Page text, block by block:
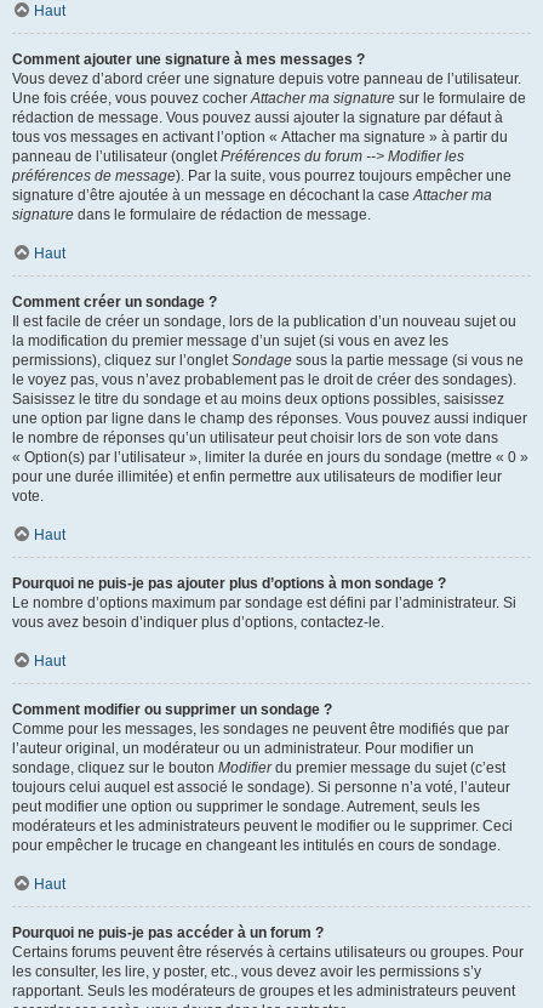
Haut
Comment ajouter une signature à mes messages ?
Vous devez d’abord créer une signature depuis votre panneau de l’utilisateur.
Une fois créée, vous pouvez cocherAttacher ma signature sur le formulaire de
rédaction de message. Vous pouvez aussi ajouter la signature par défaut à
tous vos messages en activant l’option « Attacher ma signature » à partir du
panneau de l’utilisateur (ongletPréférences du forum --> Modifier les
préférences de message). Par la suite, vous pourrez toujours empêcher une
signature d’être ajoutée à un message en décochant la caseAttacher ma
signature dans le formulaire de rédaction de message.
Haut
Comment créer un sondage ?
Il est facile de créer un sondage, lors de la publication d’un nouveau sujet ou
la modification du premier message d’un sujet (si vous en avez les
permissions), cliquez sur l’ongletSondage sous la partie message (si vous ne
le voyez pas, vous n’avez probablement pas le droit de créer des sondages).
Saisissez le titre du sondage et au moins deux options possibles, saisissez
une option par ligne dans le champ des réponses. Vous pouvez aussi indiquer
le nombre de réponses qu’un utilisateur peut choisir lors de son vote dans
« Option(s) par l’utilisateur », limiter la durée en jours du sondage (mettre « 0 »
pour une durée illimitée) et enfin permettre aux utilisateurs de modifier leur
vote.
Haut
Pourquoi ne puis-je pas ajouter plus d’options à mon sondage ?
Le nombre d’options maximum par sondage est défini par l’administrateur. Si
vous avez besoin d’indiquer plus d’options, contactez-le.
Haut
Comment modifier ou supprimer un sondage ?
Comme pour les messages, les sondages ne peuvent être modifiés que par
l’auteur original, un modérateur ou un administrateur. Pour modifier un
sondage, cliquez sur le bouton Modifierdu premier message du sujet (c’est
toujours celui auquel est associé le sondage). Si personne n’a voté, l’auteur
peut modifier une option ou supprimer le sondage. Autrement, seuls les
modérateurs et les administrateurs peuvent le modifier ou le supprimer. Ceci
pour empêcher le trucage en changeant les intitulés en cours de sondage.
Haut
Pourquoi ne puis-je pas accéder à un forum ?
Certains forums peuvent être réservés à certains utilisateurs ou groupes. Pour
les consulter, les lire, y poster, etc., vous devez avoir les permissions s’y
rapportant. Seuls les modérateurs de groupes et les administrateurs peuvent